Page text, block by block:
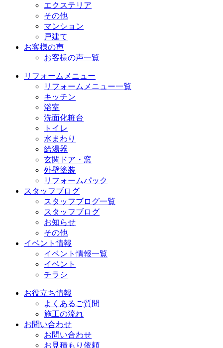
エクステリア
その他
マンション
戸建て
お客様の声
お客様の声一覧
リフォームメニュー
リフォームメニュー一覧
キッチン
浴室
洗面化粧台
トイレ
水まわり
給湯器
玄関ドア・窓
外壁塗装
リフォームパック
スタッフブログ
スタッフブログ一覧
スタッフブログ
お知らせ
その他
イベント情報
イベント情報一覧
イベント
チラシ
お役立ち情報
よくあるご質問
施工の流れ
お問い合わせ
お問い合わせ
お見積もり依頼